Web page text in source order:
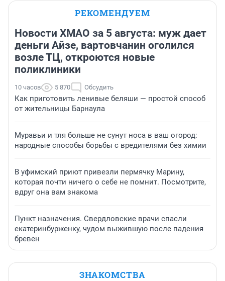
РЕКОМЕНДУЕМ
Новости ХМАО за 5 августа: муж дает
деньги Айзе, вартовчанин оголился
возле ТЦ, откроются новые
поликлиники
10 часов 5 870 Обсудить
Как приготовить ленивые беляши — простой способ
от жительницы Барнаула
Муравьи и тля больше не сунут носа в ваш огород:
народные способы борьбы с вредителями без химии
В уфимский приют привезли пермячку Марину,
которая почти ничего о себе не помнит. Посмотрите,
вдруг она вам знакома
Пункт назначения. Свердловские врачи спасли
екатеринбурженку, чудом выжившую после падения
бревен
ЗНАКОМСТВА